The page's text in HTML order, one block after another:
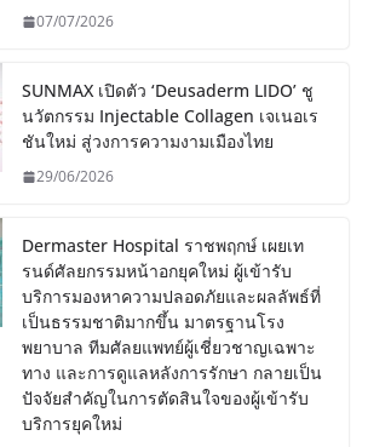
07/07/2026
SUNMAX เปิดตัว ‘Deusaderm LIDO’ ชู
นวัตกรรม Injectable Collagen เจเนอเร
ชันใหม่ สู่วงการความงามเมืองไทย
29/06/2026
Dermaster Hospital ราชพฤกษ์ เผยเท
รนด์ศัลยกรรมหน้าอกยุคใหม่ ผู้เข้ารับ
บริการมองหาความปลอดภัยและผลลัพธ์ที่
เป็นธรรมชาติมากขึ้น มาตรฐานโรง
พยาบาล ทีมศัลยแพทย์ผู้เชี่ยวชาญเฉพาะ
ทาง และการดูแลหลังการรักษา กลายเป็น
ปัจจัยสำคัญในการตัดสินใจของผู้เข้ารับ
บริการยุคใหม่